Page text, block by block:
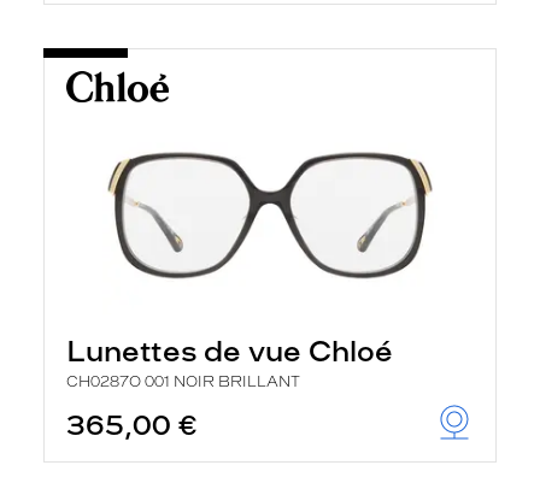
Lunettes de vue Chloé
CH0287O 001 NOIR BRILLANT
365,00 €